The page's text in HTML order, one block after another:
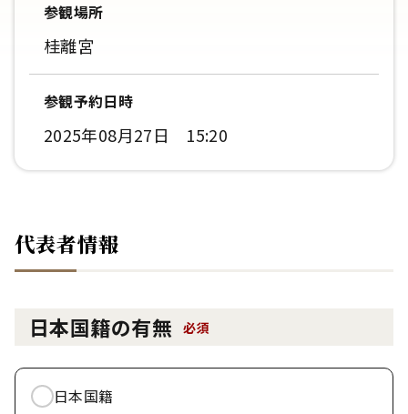
参観場所
桂離宮
参観予約日時
2025年08月27日 15:20
代表者情報
日本国籍の有無 必須
日本国籍